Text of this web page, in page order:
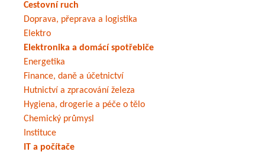
Cestovní ruch
Doprava, přeprava a logistika
Elektro
Elektronika a domácí spotřebiče
Energetika
Finance, daně a účetnictví
Hutnictví a zpracování železa
Hygiena, drogerie a péče o tělo
Chemický průmysl
Instituce
IT a počítače